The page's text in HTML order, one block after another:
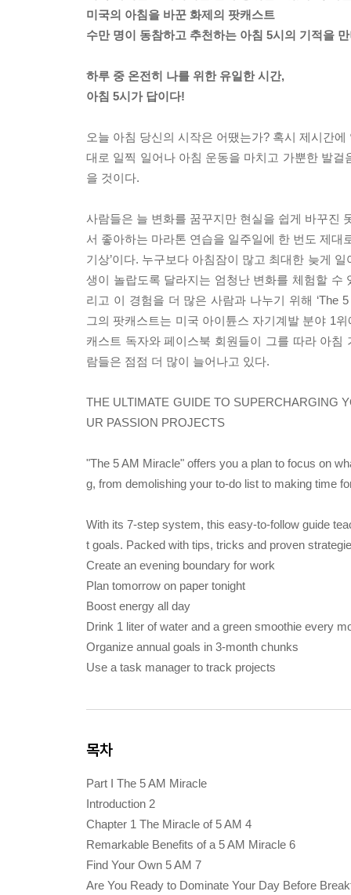
미국의 아침을 바꾼 화제의 팟캐스트
수만 명이 동참하고 추천하는 아침 5시의 기적을
하루 중 온전히 나를 위한 유일한 시간,
아침 5시가 답이다!
오늘 아침 당신의 시작은 어땠는가? 혹시 제시간
대로 일찍 일어나 아침 운동을 마치고 가뿐한 발
을 것이다.
사람들은 늘 변화를 꿈꾸지만 현실을 쉽게 바꾸진
서 좋아하는 마라톤 연습을 일주일에 한 번도 제대
기상’이다. 누구보다 아침잠이 많고 최대한 늦게
생이 놀랍도록 달라지는 엄청난 변화를 체험할
리고 이 경험을 더 많은 사람과 나누기 위해 ‘The
그의 팟캐스트는 미국 아이튠스 자기계발 분야 1
캐스트 독자와 페이스북 회원들이 그를 따라 아
람들은 점점 더 많이 늘어나고 있다.
THE ULTIMATE GUIDE TO SUPERCHARGING
UR PASSION PROJECTS
"The 5 AM Miracle" offers you a plan to focus on
g, from demolishing your to-do list to making time
With its 7-step system, this easy-to-follow guide
t goals. Packed with tips, tricks and proven
Create an evening boundary for work
Plan tomorrow on paper tonight
Boost energy all day
Drink 1 liter of water and a green smoothie every
Organize annual goals in 3-month chunks
Use a task manager to track projects
목차
Part I The 5 AM Miracle
Introduction 2
Chapter 1 The Miracle of 5 AM 4
Remarkable Benefits of a 5 AM Miracle 6
Find Your Own 5 AM 7
Are You Ready to Dominate Your Day Before